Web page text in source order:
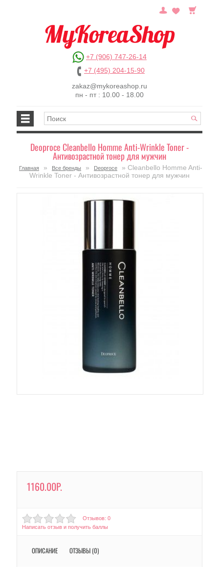
+7 (906) 747-26-14
+7 (495) 204-15-90
zakaz@mykoreashop.ru
пн - пт : 10.00 - 18.00
Deoproce Cleanbello Homme Anti-Wrinkle Toner -
Антивозрастной тонер для мужчин
Главная » Все бренды » Deoproce
» Cleanbello Homme Anti-
Wrinkle Toner - Антивозрастной тонер для мужчин
1160.00Р.
Отзывов: 0
Написать отзыв и получить баллы
ОПИСАНИЕ ОТЗЫВЫ (0)